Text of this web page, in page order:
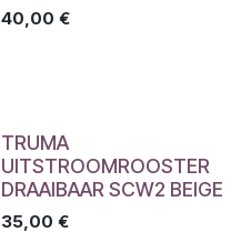
40,00 €
TRUMA
UITSTROOMROOSTER
DRAAIBAAR SCW2 BEIGE
35,00 €